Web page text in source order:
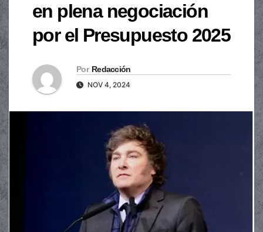
en plena negociación
por el Presupuesto 2025
Por Redacción
NOV 4, 2024